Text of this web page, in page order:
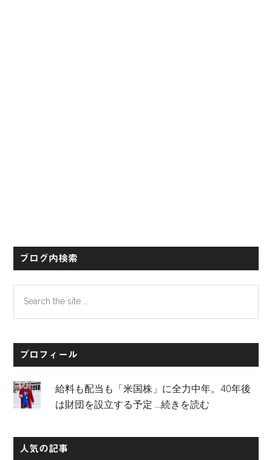
ブログ内検索
the
プロフィール
給料も配当も「米国株」に全力中年。40年後
は財団を設立する予定 …続きを読む
人気の記事